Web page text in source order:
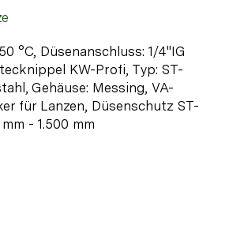
°C, Düsenanschluss: 1/4"IG
KW-Profi, Typ: ST-
Gehäuse: Messing, VA-
für Lanzen, Düsenschutz ST-
- 1.500 mm